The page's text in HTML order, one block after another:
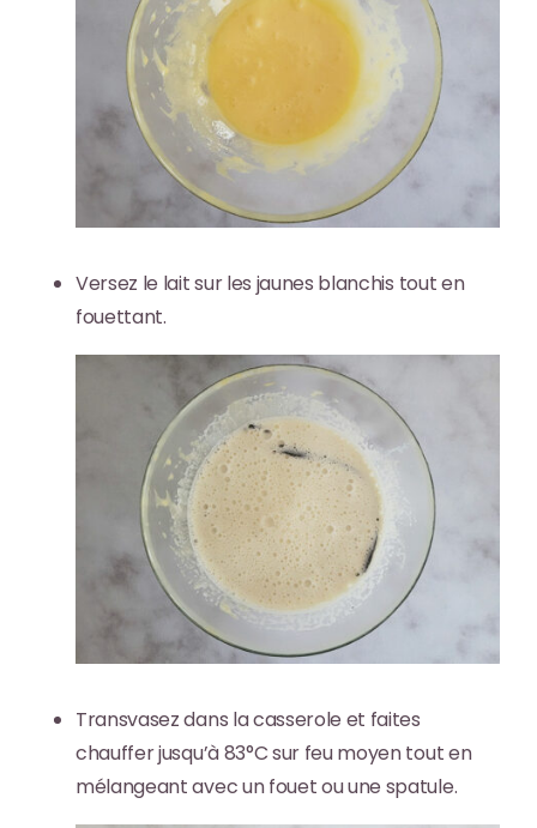
Versez le lait sur les jaunes blanchis tout en
fouettant.
Transvasez dans la casserole et faites
chauffer jusqu’à 83°C sur feu moyen tout en
mélangeant avec un fouet ou une spatule.